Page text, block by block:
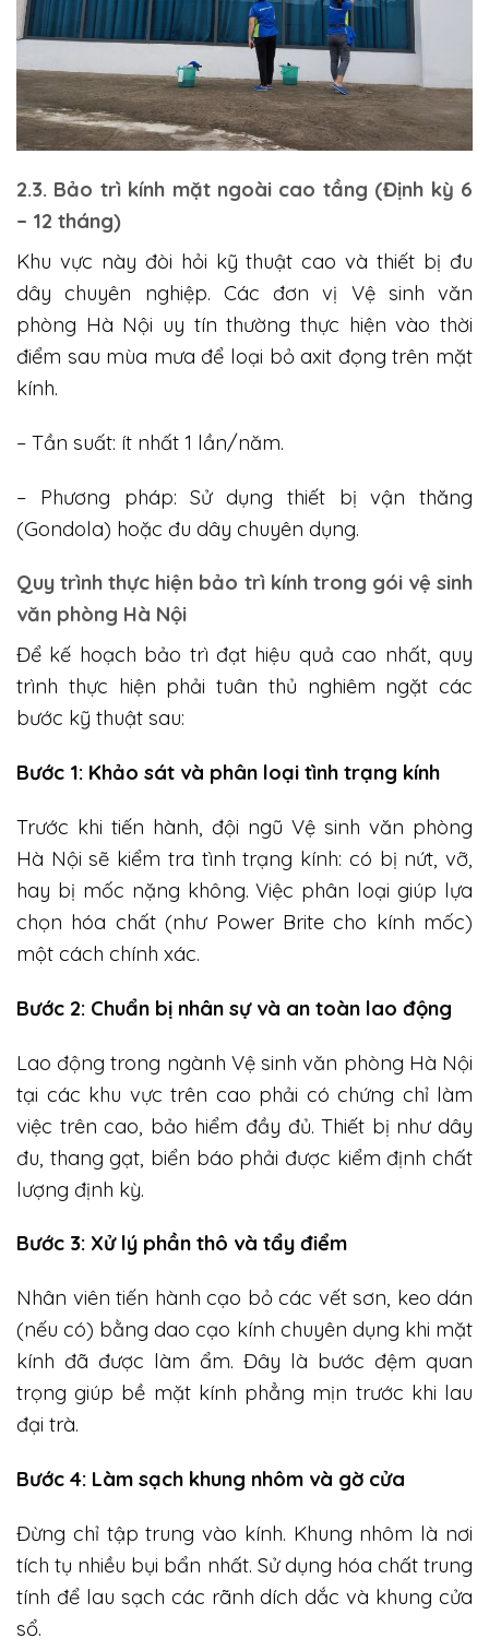
2.3. Bảo trì kính mặt ngoài cao tầng (Định kỳ 6
– 12 tháng)
Khu vực này đòi hỏi kỹ thuật cao và thiết bị đu
dây chuyên nghiệp. Các đơn vị Vệ sinh văn
phòng Hà Nội uy tín thường thực hiện vào thời
điểm sau mùa mưa để loại bỏ axit đọng trên mặt
kính.
– Tần suất: ít nhất 1 lần/năm.
– Phương pháp: Sử dụng thiết bị vận thăng
(Gondola) hoặc đu dây chuyên dụng.
Quy trình thực hiện bảo trì kính trong gói vệ sinh
văn phòng Hà Nội
Để kế hoạch bảo trì đạt hiệu quả cao nhất, quy
trình thực hiện phải tuân thủ nghiêm ngặt các
bước kỹ thuật sau:
Bước 1: Khảo sát và phân loại tình trạng kính
Trước khi tiến hành, đội ngũ Vệ sinh văn phòng
Hà Nội sẽ kiểm tra tình trạng kính: có bị nứt, vỡ,
hay bị mốc nặng không. Việc phân loại giúp lựa
chọn hóa chất (như Power Brite cho kính mốc)
một cách chính xác.
Bước 2: Chuẩn bị nhân sự và an toàn lao động
Lao động trong ngành Vệ sinh văn phòng Hà Nội
tại các khu vực trên cao phải có chứng chỉ làm
việc trên cao, bảo hiểm đầy đủ. Thiết bị như dây
đu, thang gạt, biển báo phải được kiểm định chất
lượng định kỳ.
Bước 3: Xử lý phần thô và tẩy điểm
Nhân viên tiến hành cạo bỏ các vết sơn, keo dán
(nếu có) bằng dao cạo kính chuyên dụng khi mặt
kính đã được làm ẩm. Đây là bước đệm quan
trọng giúp bề mặt kính phẳng mịn trước khi lau
đại trà.
Bước 4: Làm sạch khung nhôm và gờ cửa
Đừng chỉ tập trung vào kính. Khung nhôm là nơi
tích tụ nhiều bụi bẩn nhất. Sử dụng hóa chất trung
tính để lau sạch các rãnh dích dắc và khung cửa
sổ.